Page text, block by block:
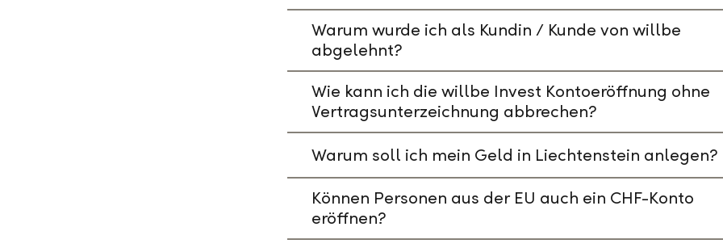
Warum wurde ich als Kundin / Kunde von willbe
abgelehnt?
Wie kann ich die willbe Invest Kontoeröffnung ohne
Vertragsunterzeichnung abbrechen?
Warum soll ich mein Geld in Liechtenstein anlegen?
Können Personen aus der EU auch ein CHF-Konto
eröffnen?